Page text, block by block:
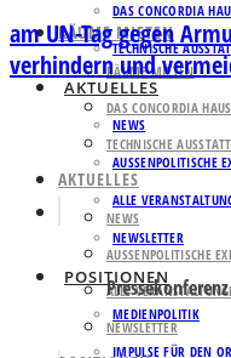
DAS CONCORDIA
TECHNISCHE
AKTUELLES
NEWS
AUSSENPOLITISCHE
ALLE
NEWSLETTER
POSITIONEN
MEDIENPOLITIK
IMPULSE FÜR DEN
RÄUME MIETEN
RÄUME MIETEN
DAS CONCORDIA HAUS
TECHNISCHE
AKTUELLES
NEWS
AUSSENPOLITISCHE
ALLE
NEWSLETTER
am UN-Tag gegen
verhindern und
Pressekonferenz